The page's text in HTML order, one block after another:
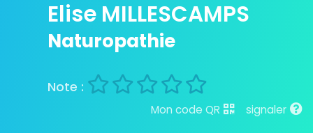
Elise MILLESCAMPS
Naturopathie
signaler
Mon code QR